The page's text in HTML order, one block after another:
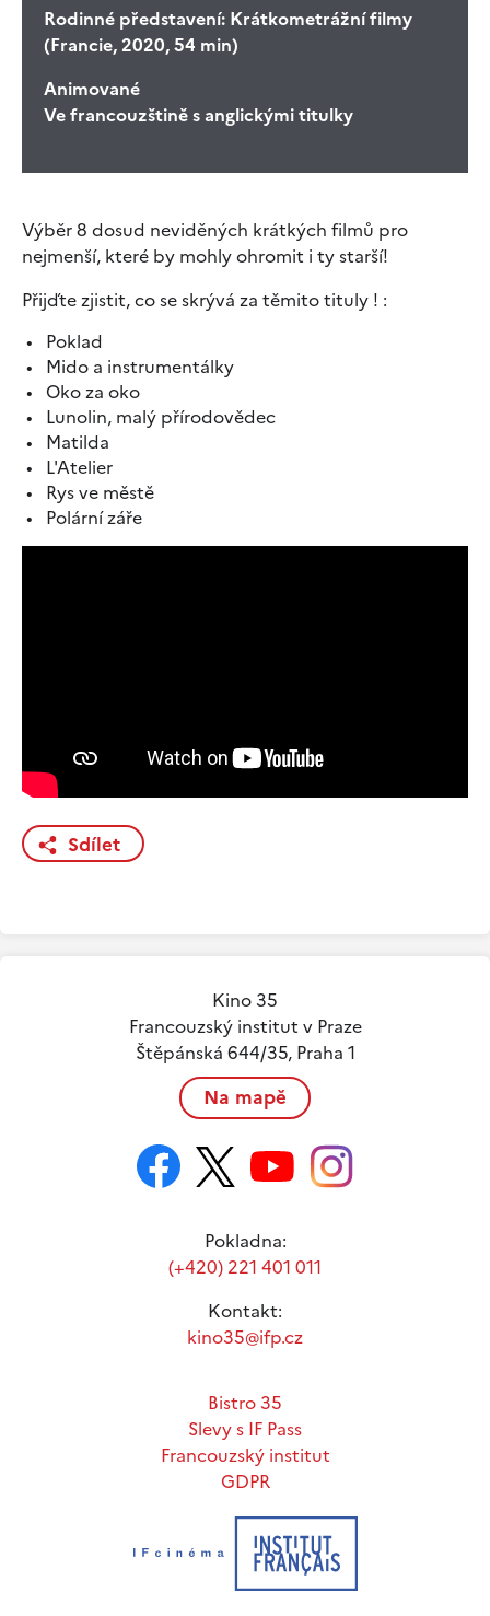
Rodinné představení: Krátkometrážní filmy
(Francie, 2020, 54 min)
Animované
Ve francouzštině s anglickými titulky
Výběr 8 dosud neviděných krátkých filmů pro
nejmenší, které by mohly ohromit i ty starší!
Přijďte zjistit, co se skrývá za těmito tituly ! :
Poklad
Mido a instrumentálky
Oko za oko
Lunolin, malý přírodovědec
Matilda
L'Atelier
Rys ve městě
Polární záře
Sdílet
Kino 35
Francouzský institut v Praze
Štěpánská 644/35, Praha 1
Na mapě
Pokladna:
(+420) 221 401 011
Kontakt:
kino35@ifp.cz
Bistro 35
Slevy s IF Pass
Francouzský institut
GDPR